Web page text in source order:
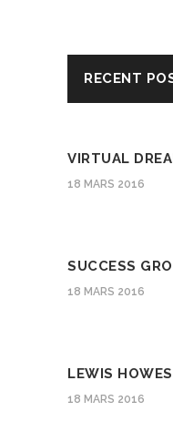
RECENT
VIRTUAL
18 MARS 2016
SUCCESS
18 MARS 2016
LEWIS HOWES
18 MARS 2016